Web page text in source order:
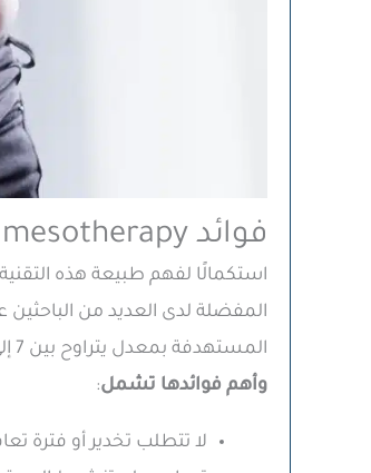
فوائد mesotherapy للتخسيس
استكمالًا لفهم طبيعة هذه
المفضلة لدى العديد من
المستهدفة بمعدل يتراوح بين 7 إلى 13 سنتيمترًا، إلى جانب دورها في تحسين مظهر الجلد والتقليل من السيلوليت،
وأهم فوائدها تشمل:
لا تتطلب تخدير أو فترة